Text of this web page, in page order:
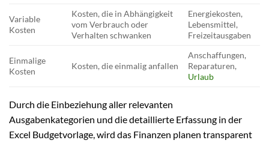
Variable
Kosten
Kosten, die in Abhängigkeit
vom Verbrauch oder
Verhalten schwanken
Energiekosten,
Lebensmittel,
Freizeitausgaben
Einmalige
Kosten
Kosten, die einmalig anfallen
Anschaffungen,
Reparaturen,
Urlaub
Durch die Einbeziehung aller relevanten
Ausgabenkategorien und die detaillierte Erfassung in der
Excel Budgetvorlage, wird das Finanzen planen transparent